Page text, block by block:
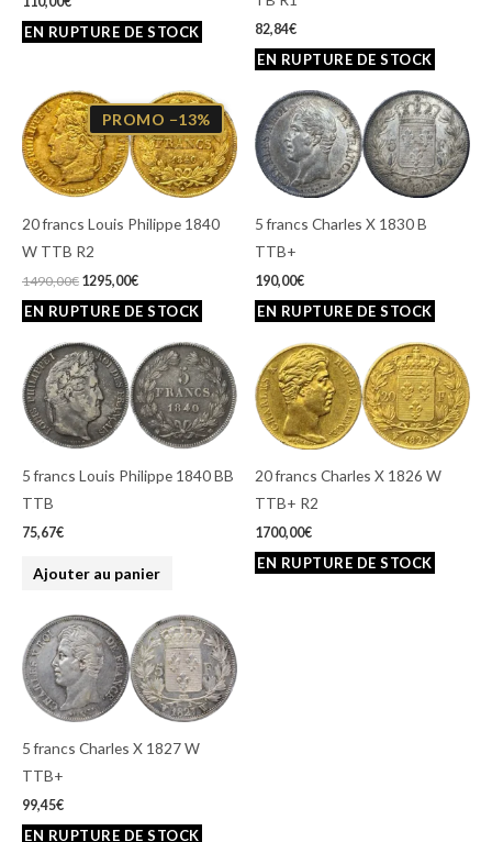
82,84€
PROMO −13%
20 francs Louis Philippe 1840
W TTB R2
1490,00€
Le
prix
initial
était :
1490,00€.
1295,00€
Le
prix
actuel
est :
1295,00€.
5 francs Charles X 1830 B
TTB+
190,00€
5 francs Louis Philippe 1840 BB
TTB
75,67€
Ajouter au panier
20 francs Charles X 1826 W
TTB+ R2
1700,00€
5 francs Charles X 1827 W
TTB+
99,45€